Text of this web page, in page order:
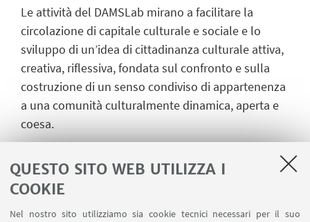
QUESTO SITO WEB UTILIZZA I
COOKIE
Nel nostro sito utilizziamo sia cookie tecnici necessari per il suo
Le attività del DAMSLab mirano a facilitare la
circolazione di capitale culturale e sociale e lo
sviluppo di un’idea di cittadinanza culturale attiva,
creativa, riflessiva, fondata sul confronto e sulla
costruzione di un senso condiviso di appartenenza
a una comunità culturalmente dinamica, aperta e
coesa.